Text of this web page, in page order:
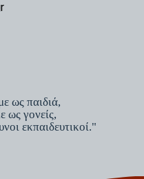
ως παιδιά,
ως γονείς,
εκπαιδευτικοί."